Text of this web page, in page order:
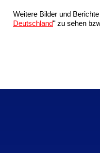
Weitere Bilder und
Deutschland" zu sehen